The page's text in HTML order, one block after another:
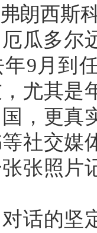
朗西斯
多尔远
9月到
尤其是
，更真
社交媒
张照片
的坚定